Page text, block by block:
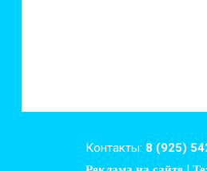
Контакты: 8 (925)